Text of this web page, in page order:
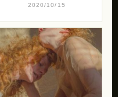
2020/10/15